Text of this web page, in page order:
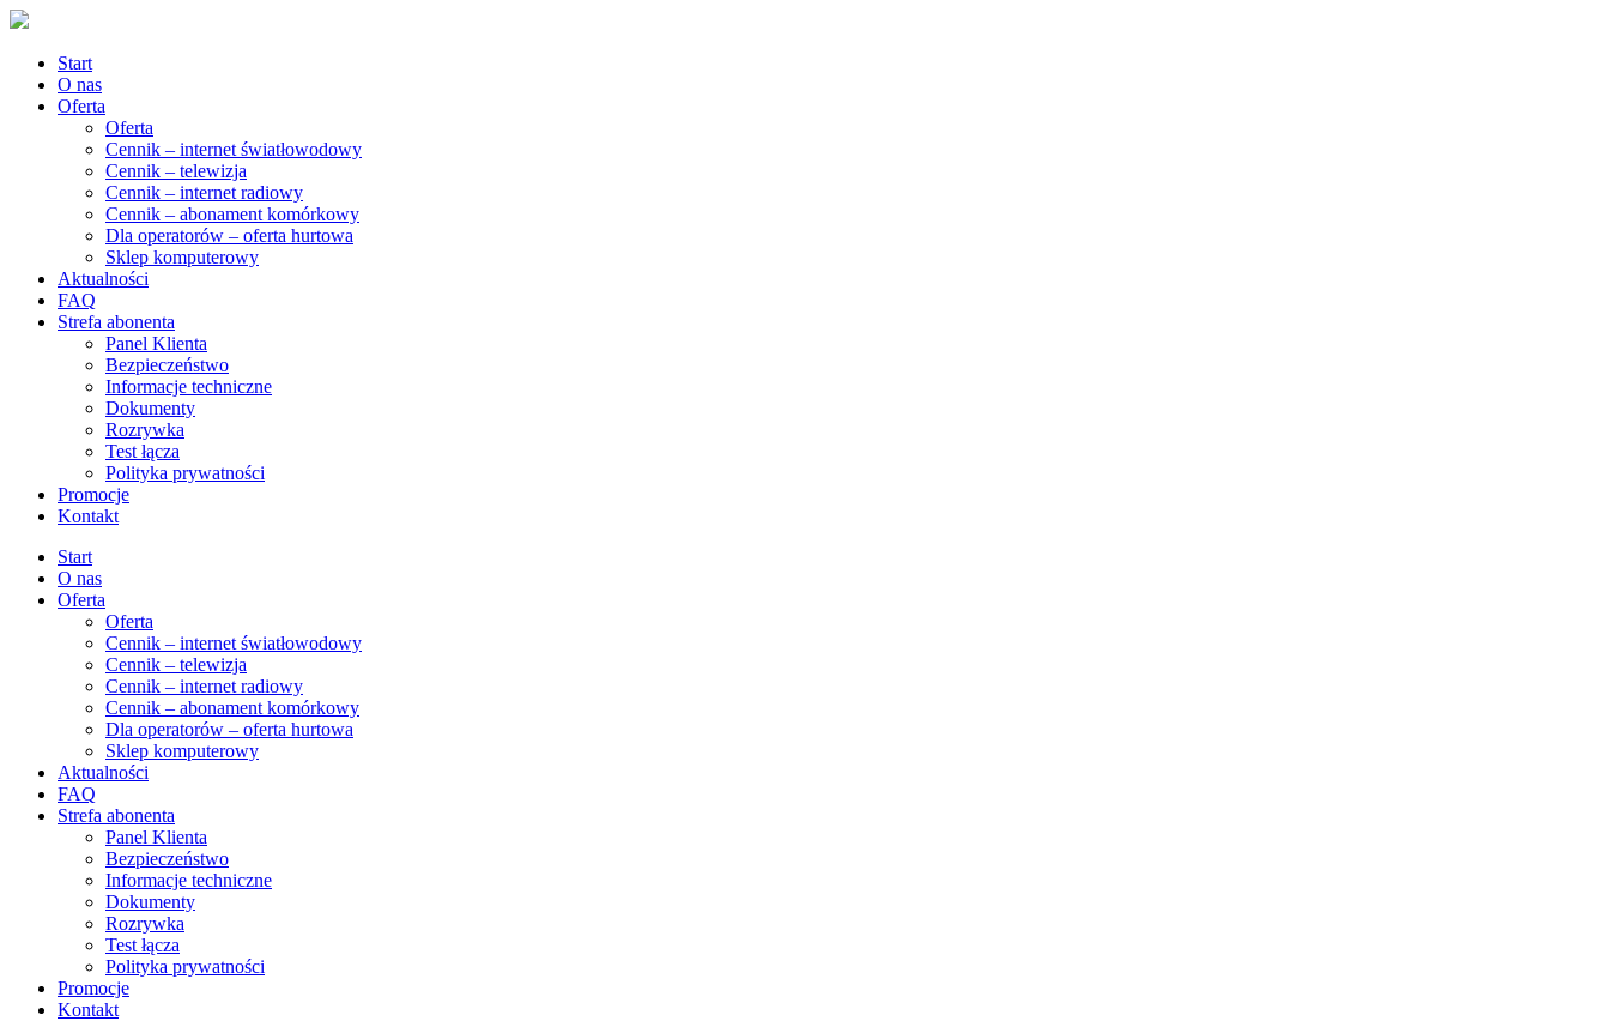
Start
O nas
Oferta
Oferta
Cennik – internet światłowodowy
Cennik – telewizja
Cennik – internet radiowy
Cennik – abonament komórkowy
Dla operatorów – oferta hurtowa
Sklep komputerowy
Aktualności
FAQ
Strefa abonenta
Panel Klienta
Bezpieczeństwo
Informacje techniczne
Dokumenty
Rozrywka
Test łącza
Polityka prywatności
Promocje
Kontakt
Start
O nas
Oferta
Oferta
Cennik – internet światłowodowy
Cennik – telewizja
Cennik – internet radiowy
Cennik – abonament komórkowy
Dla operatorów – oferta hurtowa
Sklep komputerowy
Aktualności
FAQ
Strefa abonenta
Panel Klienta
Bezpieczeństwo
Informacje techniczne
Dokumenty
Rozrywka
Test łącza
Polityka prywatności
Promocje
Kontakt